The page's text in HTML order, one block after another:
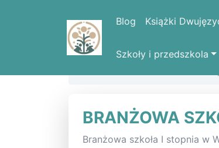
Blog Książki
Szkoły i przedszkola
BRANŻOWA
Branżowa szkoła I stopnia w